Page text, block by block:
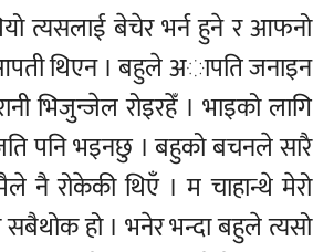
त्यसलाई बेचेर भर्न हुने र आफनो
थिएन । बहुले अापति जनाइन
भिजुन्जेल रोइरहेँ । भाइको लागि
पनि भइनछु । बहुको बचनले सारै
नै रोकेकी थिएँ । म चाहान्थे मेरो
हो । भनेर भन्दा बहुले त्यसो